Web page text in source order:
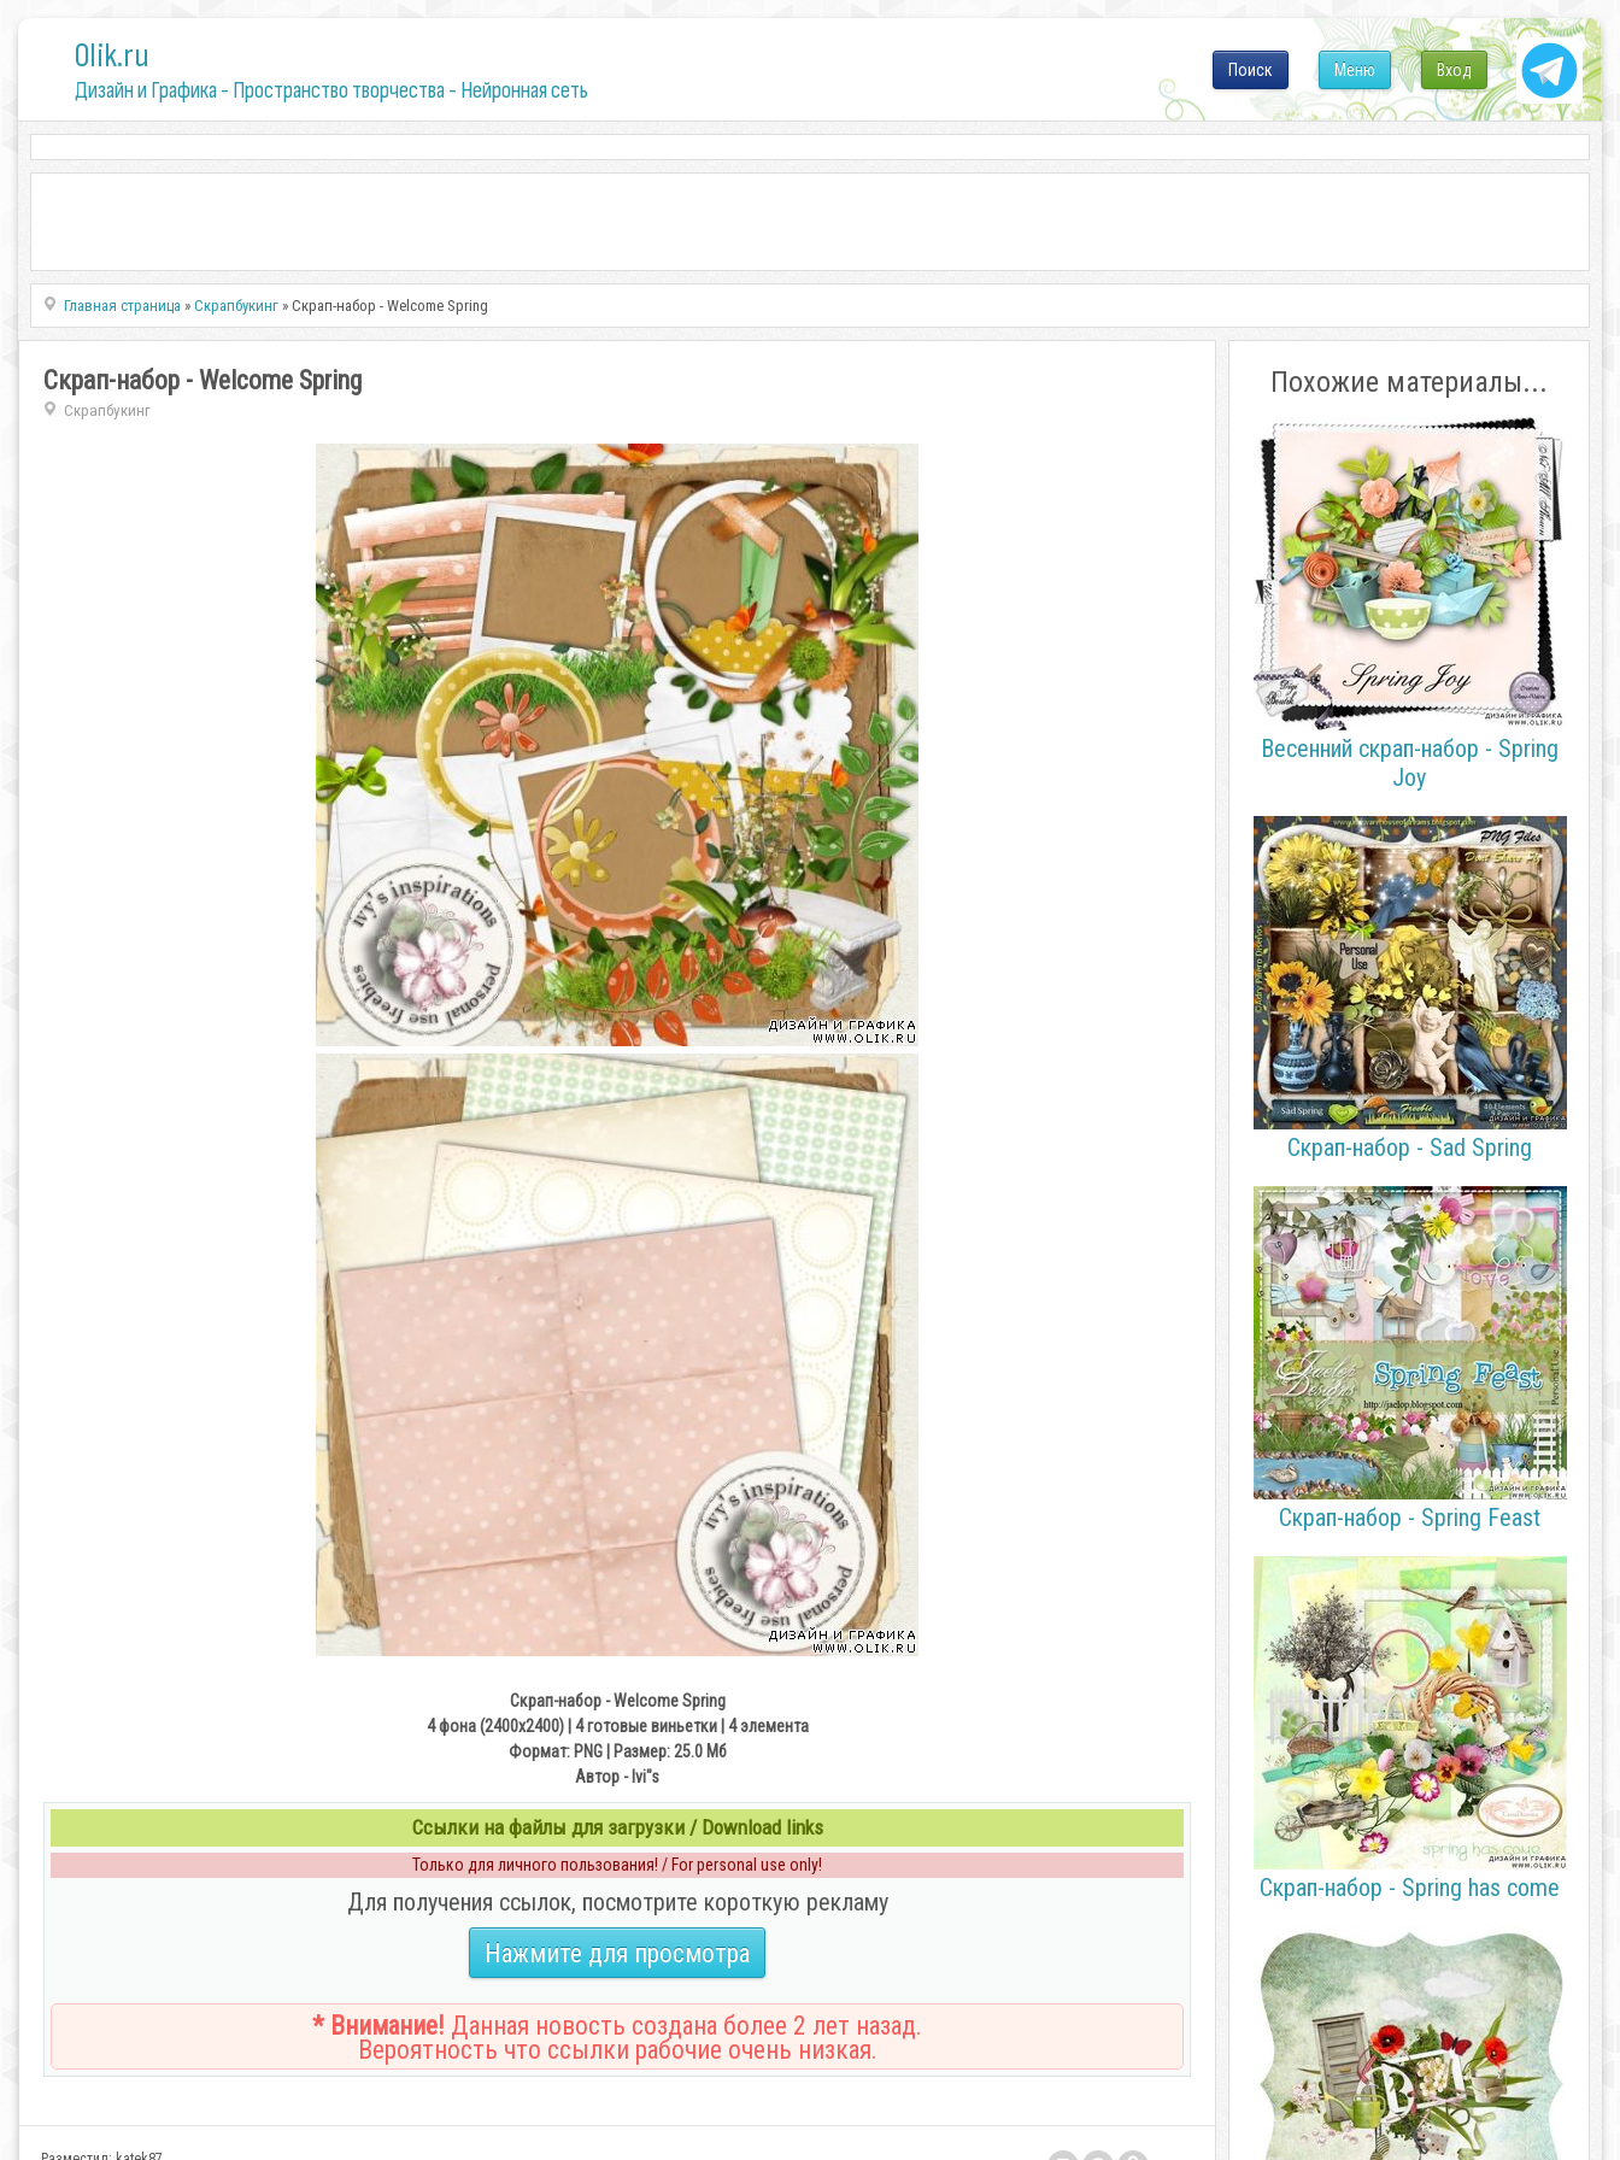
0lik.ru
Дизайн и Графика - Пространство творчества - Нейронная сеть
Вход
Меню
Поиск
Главная страница »Скрапбукинг » Скрап-набор - Welcome Spring
Скрап-набор - Welcome Spring
Скрапбукинг
Скрап-набор - Welcome Spring
4 фона (2400х2400) | 4 готовые виньетки | 4 элемента
Формат: PNG | Размер: 25.0 Mб
Автор - Ivi"s
Ссылки на файлы для загрузки / Download links
Только для личного пользования! / For personal use only!
Для получения ссылок, посмотрите короткую рекламу
Нажмите для просмотра
* Внимание! Данная новость создана более 2 лет назад.
Вероятность что ссылки рабочие очень низкая.
Похожие материалы...
Весенний скрап-набор - Spring
Joy
Скрап-набор - Sad Spring
Скрап-набор - Spring Feast
Скрап-набор - Spring has come